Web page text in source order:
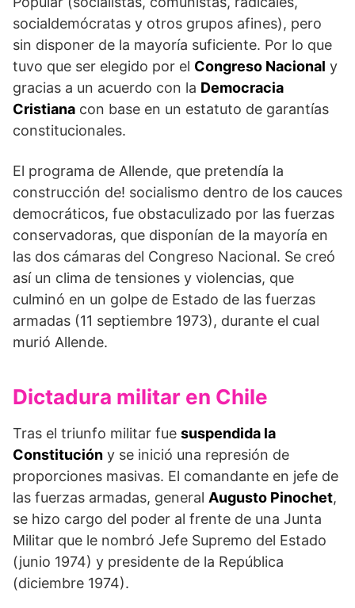
socialdemócratas y otros grupos afines), pero
sin disponer de la mayoría suficiente. Por lo que
tuvo que ser elegido por el Congreso Nacional y
gracias a un acuerdo con la Democracia
Cristiana con base en un estatuto de garantías
constitucionales.
El programa de Allende, que pretendía la
construcción de! socialismo dentro de los cauces
democráticos, fue obstaculizado por las fuerzas
conservadoras, que disponían de la mayoría en
las dos cámaras del Congreso Nacional. Se creó
así un clima de tensiones y violencias, que
culminó en un golpe de Estado de las fuerzas
armadas (11 septiembre 1973), durante el cual
murió Allende.
Dictadura militar en Chile
Tras el triunfo militar fue suspendida la
Constitución y se inició una represión de
proporciones masivas. El comandante en jefe de
las fuerzas armadas, general Augusto Pinochet,
se hizo cargo del poder al frente de una Junta
Militar que le nombró Jefe Supremo del Estado
(junio 1974) y presidente de la República
(diciembre 1974).